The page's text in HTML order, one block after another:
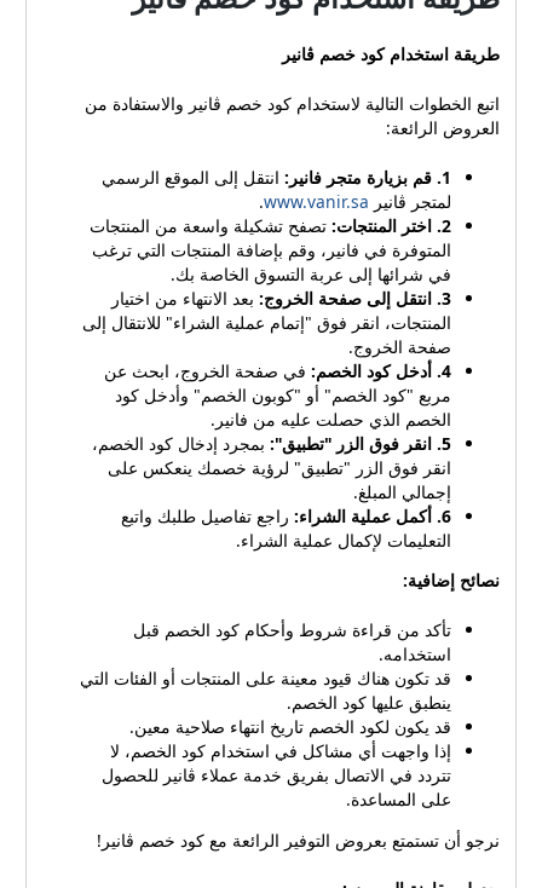
طريقة استخدام كود خصم ڤانير
اتبع الخطوات التالية لاستخدام كود خصم ڤانير والاستفادة من
العروض الرائعة:
انتقل إلى الموقع الرسمي
لمتجر ڤانيرwww.vanir.sa
.
تصفح تشكيلة واسعة من المنتجات
المتوفرة في فانير، وقم بإضافة المنتجات التي ترغب
في شرائها إلى عربة التسوق الخاصة بك.
بعد الانتهاء من اختيار
المنتجات، انقر فوق "إتمام عملية الشراء" للانتقال إلى
صفحة الخروج.
في صفحة الخروج، ابحث عن
مربع "كود الخصم" أو "كوبون الخصم" وأدخل كود
الخصم الذي حصلت عليه من فانير.
بمجرد إدخال كود الخصم،
انقر فوق الزر "تطبيق" لرؤية خصمك ينعكس على
إجمالي المبلغ.
راجع تفاصيل طلبك واتبع
التعليمات لإكمال عملية الشراء.
نصائح إضافية:
تأكد من قراءة شروط وأحكام كود الخصم قبل
استخدامه.
قد تكون هناك قيود معينة على المنتجات أو الفئات التي
ينطبق عليها كود الخصم.
قد يكون لكود الخصم تاريخ انتهاء صلاحية معين.
إذا واجهت أي مشاكل في استخدام كود الخصم، لا
تتردد في الاتصال بفريق خدمة عملاء ڤانير للحصول
على المساعدة.
نرجو أن تستمتع بعروض التوفير الرائعة مع كود خصم ڤانير!